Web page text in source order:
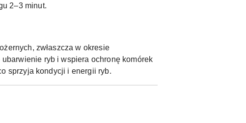
2–3 minut.
zwłaszcza w okresie
ryb i wspiera ochronę komórek
sprzyja kondycji i energii ryb.